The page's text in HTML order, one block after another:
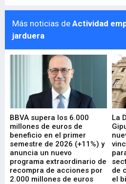
Más noticias de Actividad
jarduera
BBVA supera los 6.000
millones de euros de
beneficio en el primer
semestre de 2026 (+11%) y
anuncia un nuevo
programa extraordinario de
recompra de acciones por
2.000 millones de euros
La
de
el